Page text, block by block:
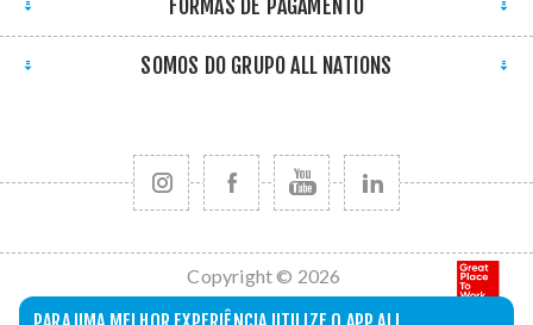
FORMAS DE PAGAMENTO
SOMOS DO GRUPO ALL NATIONS
Copyright © 2026
All Nations. Todos